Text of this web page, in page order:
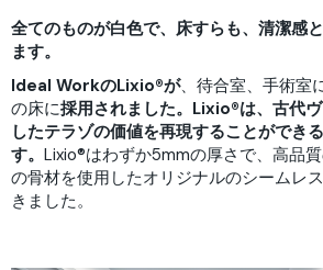
全てのものが白色で、床すらも、清潔感
ます。
Ideal WorkのLixio®が、待合室、手術室
の床に採用されました。Lixio®は、古代
したテラゾの価値を再現することができ
す。 Lixio®はわずか5mmの厚さで、高品
の骨材を使用したオリジナルのシームレ
きました。